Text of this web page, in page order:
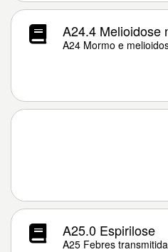
A24.4 Melioidose
A24 Mormo e
A25.0 Espirilose
A25 Febres